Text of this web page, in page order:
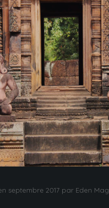
septembre 2017 par Eden Mag